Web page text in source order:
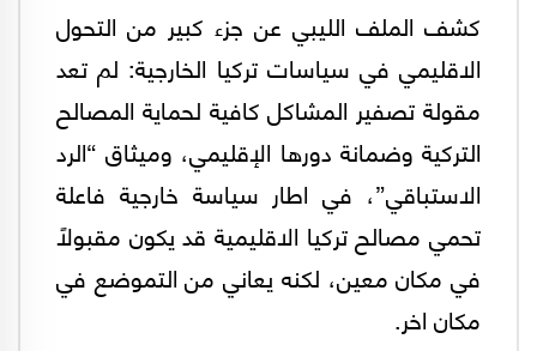
كشف الملف الليبي عن جزء كبير من التحول
الاقليمي في سياسات تركيا الخارجية: لم تعد
مقولة تصفير المشاكل كافية لحماية المصالح
التركية وضمانة دورها الإقليمي، وميثاق “الرد
الاستباقي”، في اطار سياسة خارجية فاعلة
تحمي مصالح تركيا الاقليمية قد يكون مقبولاً
في مكان معين، لكنه يعاني من التموضع في
مكان اخر.